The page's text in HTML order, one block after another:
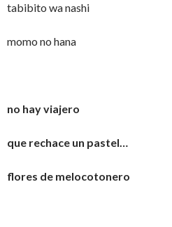
tabibito wa nashi
momo no hana
no hay viajero
que rechace un pastel…
flores de melocotonero